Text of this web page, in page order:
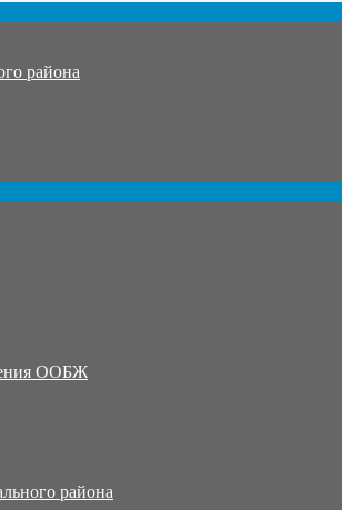
района
ООБЖ
района